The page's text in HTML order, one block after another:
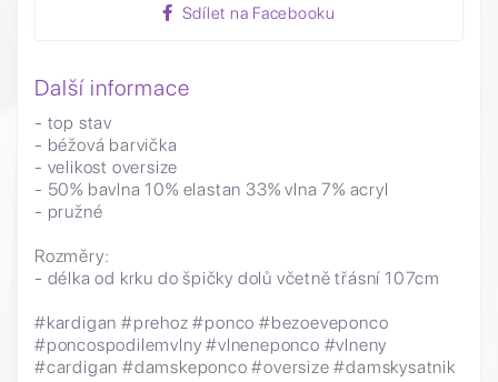
Sdílet na Facebooku
Další informace
- top stav
- béžová barvička
- velikost oversize
- 50% bavlna 10% elastan 33% vlna 7% acryl
- pružné
Rozměry:
- délka od krku do špičky dolů včetně třásní 107cm
#kardigan #prehoz #ponco #bezoeveponco
#poncospodilemvlny #vlneneponco #vlneny
#cardigan #damskeponco #oversize #damskysatnik